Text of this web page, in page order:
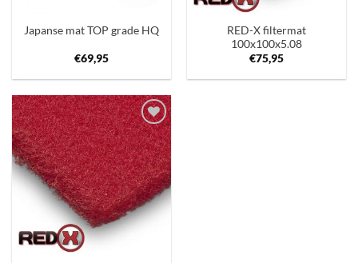
Japanse mat TOP grade HQ
€69,95
RED-X filtermat
100x100x5.08
€75,95
Toevoegen
aan
verlanglijst